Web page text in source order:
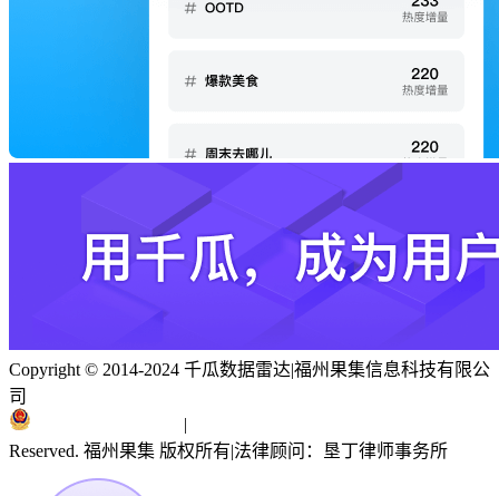
Copyright © 2014-2024 千瓜数据雷达|福州果集信息科技有限公
司
|
Reserved. 福州果集 版权所有|法律顾问：垦丁律师事务所